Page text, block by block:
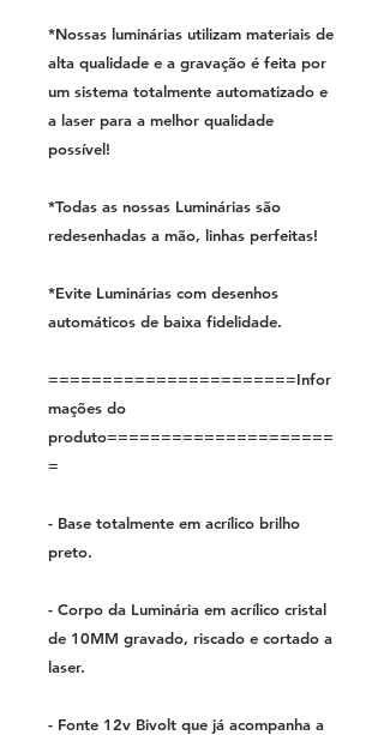
*Nossas luminárias utilizam materiais de
alta qualidade e a gravação é feita por
um sistema totalmente automatizado e
a laser para a melhor qualidade
possível!
*Todas as nossas Luminárias são
redesenhadas a mão, linhas perfeitas!
*Evite Luminárias com desenhos
automáticos de baixa fidelidade.
=======================Infor
mações do
produto=====================
=
- Base totalmente em acrílico brilho
preto.
- Corpo da Luminária em acrílico cristal
de 10MM gravado, riscado e cortado a
laser.
- Fonte 12v Bivolt que já acompanha a